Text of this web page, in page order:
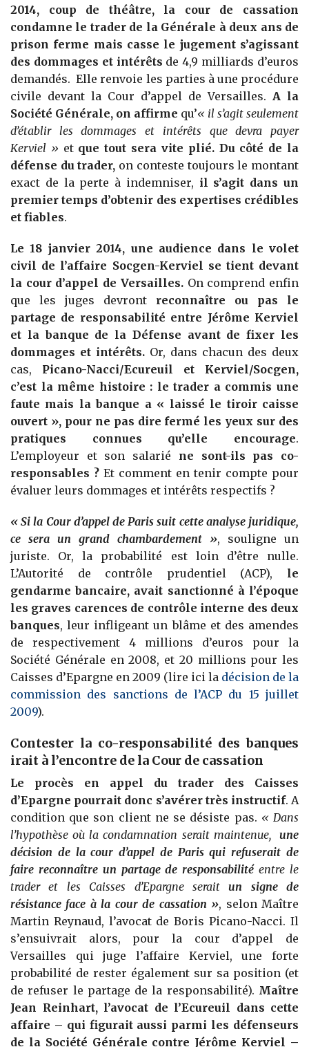
2014, coup de théâtre, la cour de cassation
condamne le trader de la Générale à deux ans de
prison ferme mais casse le jugement s’agissant
des dommages et intérêts de 4,9 milliards d’euros
demandés. Elle renvoie les parties à une procédure
civile devant la Cour d’appel de Versailles. A la
Société Générale, on affirme qu’« il s’agit seulement
d’établir les dommages et intérêts que devra payer
Kerviel » et que tout sera vite plié. Du côté de la
défense du trader, on conteste toujours le montant
exact de la perte à indemniser, il s’agit dans un
premier temps d’obtenir des expertises crédibles
et fiables.
Le 18 janvier 2014, une audience dans le volet
civil de l’affaire Socgen-Kerviel se tient devant
la cour d’appel de Versailles.On comprend enfin
que les juges devront reconnaître ou pas le
partage de responsabilité entre Jérôme Kerviel
et la banque de la Défense avant de fixer les
dommages et intérêts. Or, dans chacun des deux
cas, Picano-Nacci/Ecureuil et Kerviel/Socgen,
c’est la même histoire : le trader a commis une
faute mais la banque a « laissé le tiroir caisse
ouvert », pour ne pas dire fermé les yeux sur des
pratiques connues qu’elle encourage.
L’employeur et son salarié ne sont-ils pas co-
responsables ? Et comment en tenir compte pour
évaluer leurs dommages et intérêts respectifs ?
« Si la Cour d’appel de Paris suit cette analyse juridique,
ce sera un grand chambardement », souligne un
juriste. Or, la probabilité est loin d’être nulle.
L’Autorité de contrôle prudentiel (ACP), le
gendarme bancaire, avait sanctionné à l’époque
les graves carences de contrôle interne des deux
banques, leur infligeant un blâme et des amendes
de respectivement 4 millions d’euros pour la
Société Générale en 2008, et 20 millions pour les
Caisses d’Epargne en 2009 (lire ici la décision de la
commission des sanctions de l’ACP du 15 juillet
2009).
Contester la co-responsabilité des banques
irait à l’encontre de la Cour de cassation
Le procès en appel du trader des Caisses
d’Epargne pourrait donc s’avérer très instructif. A
condition que son client ne se désiste pas. « Dans
l’hypothèse où la condamnation serait maintenue, une
décision de la cour d’appel de Paris qui refuserait de
faire reconnaître un partage de responsabilitéentre le
trader et les Caisses d’Epargne seraitun signe de
résistance face à la cour de cassation », selon Maître
Martin Reynaud, l’avocat de Boris Picano-Nacci. Il
s’ensuivrait alors, pour la cour d’appel de
Versailles qui juge l’affaire Kerviel, une forte
probabilité de rester également sur sa position (et
de refuser le partage de la responsabilité). Maître
Jean Reinhart, l’avocat de l’Ecureuil dans cette
affaire – qui figurait aussi parmi les défenseurs
de la Société Générale contre Jérôme Kerviel –